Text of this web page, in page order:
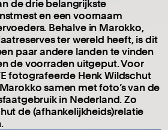
de drie belangrijkste
en een voornaam
Behalve in Marokko,
ter wereld heeft, is dit
paar andere landen te vinden
de voorraden uitgeput. Voor
fotografeerde Henk Wildschut
samen met foto’s van de
in Nederland. Zo
de (afhankelijkheids)relatie